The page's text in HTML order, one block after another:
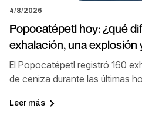
4/8/2026
Popocatépetl hoy: ¿qué
exhalación, una explosión
El Popocatépetl registró 160
de ceniza durante las últimas
Leer más